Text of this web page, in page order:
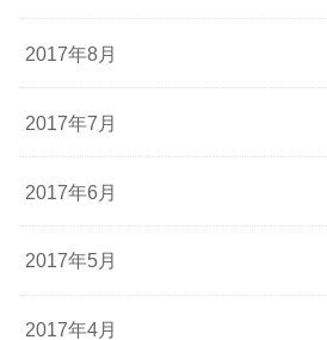
2017年8月
2017年7月
2017年6月
2017年5月
2017年4月